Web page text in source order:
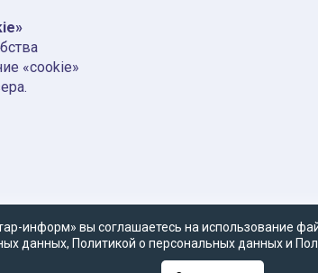
«cookie»
информ» вы соглашаетесь на использование
данных, Политикой о персональных данныхи